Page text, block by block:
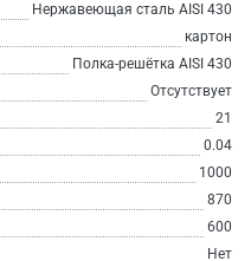
Нержавеющая сталь AISI 430
картон
Полка-решётка AISI 430
Отсутствует
21
0.04
1000
870
600
Нет